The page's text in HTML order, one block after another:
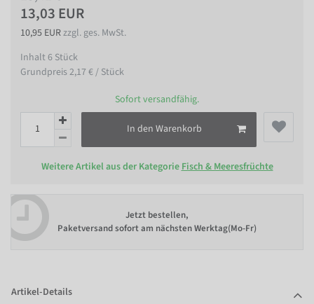
13,03 EUR
10,95 EURzzgl. ges. MwSt.
Inhalt6 Stück
Grundpreis2,17 € / Stück
Sofort versandfähig.
In den Warenkorb
Weitere Artikel aus der Kategorie Fisch & Meeresfrüchte
Jetzt bestellen,
Paketversand sofort am nächsten Werktag(Mo-Fr)
Artikel-Details